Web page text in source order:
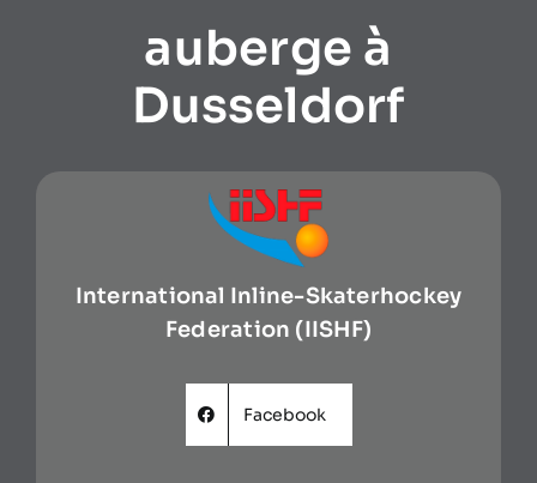
auberge à
Dusseldorf
International Inline-Skaterhockey
Federation (IISHF)
Facebook